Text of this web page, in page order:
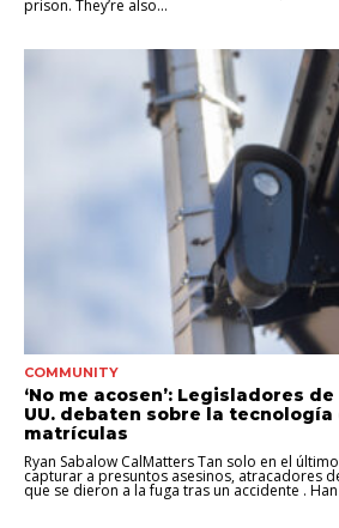
prison. They’re also...
COMMUNITY
‘No me acosen’: Legisladores
UU. debaten sobre la
matrículas
Ryan Sabalow CalMatters Tan solo en el
capturar a presuntos asesinos, atracadores
que se dieron a la fuga tras un accidente .